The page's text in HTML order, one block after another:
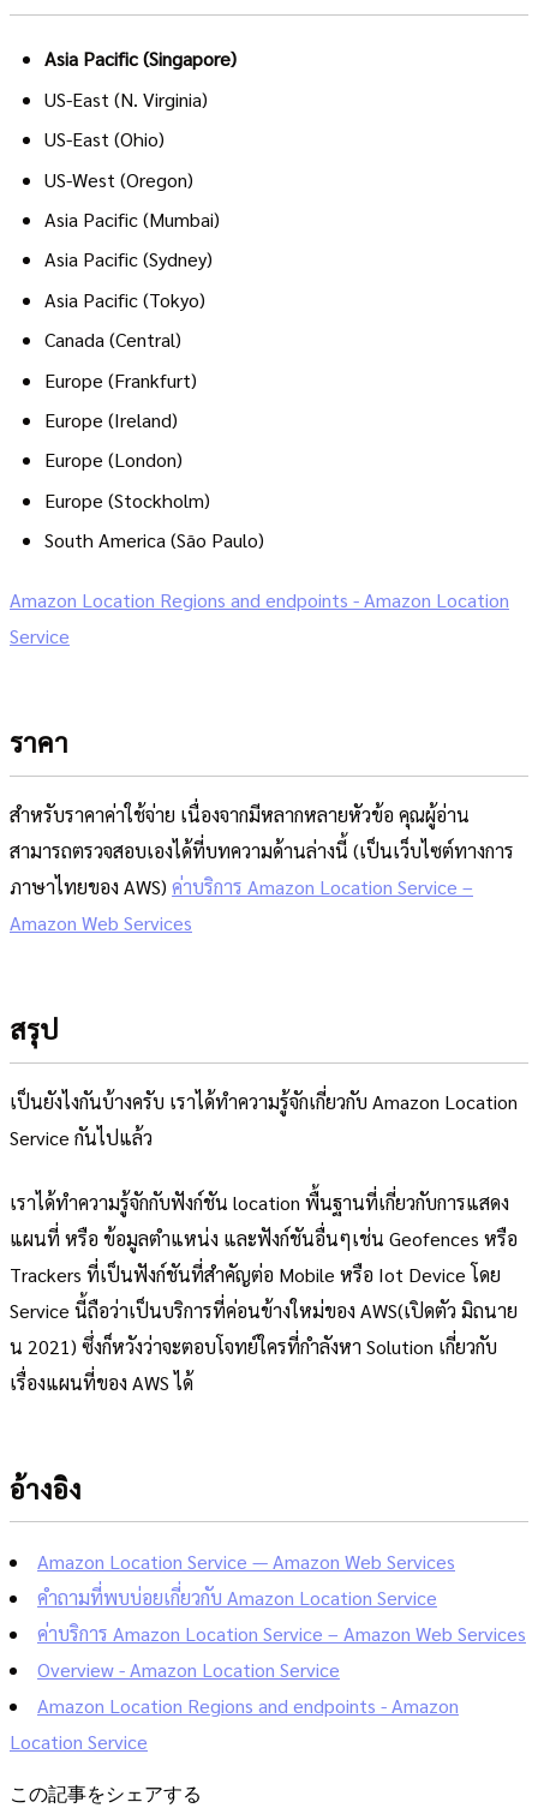
Asia Pacific (Singapore)
US-East (N. Virginia)
US-East (Ohio)
US-West (Oregon)
Asia Pacific (Mumbai)
Asia Pacific (Sydney)
Asia Pacific (Tokyo)
Canada (Central)
Europe (Frankfurt)
Europe (Ireland)
Europe (London)
Europe (Stockholm)
South America (São Paulo)
Amazon Location Regions and endpoints - Amazon Location
Service
ราคา
สำหรับราคาค่าใช้จ่าย เนื่องจากมีหลากหลายหัวข้อ คุณผู้อ่าน
สามารถตรวจสอบเองได้ที่บทความด้านล่างนี้ (เป็นเว็บไซต์ทางการ
ภาษาไทยของ AWS) ค่าบริการ Amazon Location Service –
Amazon Web Services
สรุป
เป็นยังไงกันบ้างครับ เราได้ทำความรู้จักเกี่ยวกับ Amazon Location
Service กันไปแล้ว
เราได้ทำความรู้จักกับฟังก์ชัน location พื้นฐานที่เกี่ยวกับการแสดง
แผนที่ หรือ ข้อมูลตำแหน่ง และฟังก์ชันอื่นๆเช่น Geofences หรือ
Trackers ที่เป็นฟังก์ชันที่สำคัญต่อ Mobile หรือ Iot Device โดย
Service นี้ถือว่าเป็นบริการที่ค่อนข้างใหม่ของ AWS(เปิดตัว มิถนาย
น 2021) ซึ่งก็หวังว่าจะตอบโจทย์ใครที่กำลังหา Solution เกี่ยวกับ
เรื่องแผนที่ของ AWS ได้
อ้างอิง
Amazon Location Service — Amazon Web Services
คำถามที่พบบ่อยเกี่ยวกับ Amazon Location Service
ค่าบริการ Amazon Location Service – Amazon Web Services
Overview - Amazon Location Service
Amazon Location Regions and endpoints - Amazon
Location Service
この記事をシェアする